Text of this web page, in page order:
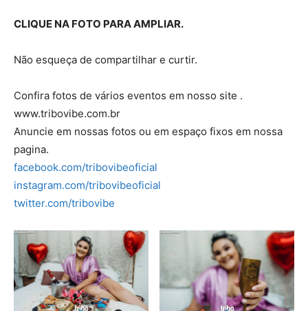
CLIQUE NA FOTO PARA AMPLIAR.
Não esqueça de compartilhar e curtir.
Confira fotos de vários eventos em nosso site .
www.tribovibe.com.br
Anuncie em nossas fotos ou em espaço fixos em nossa
pagina.
facebook.com/tribovibeoficial
instagram.com/tribovibeoficial
twitter.com/tribovibe